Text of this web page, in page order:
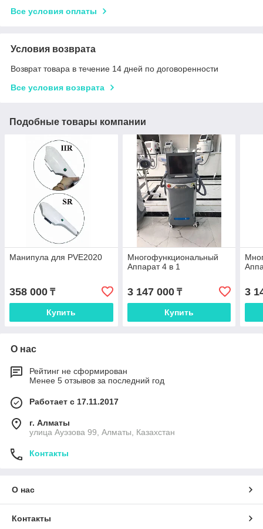
Все условия оплаты
Условия возврата
Возврат товара в течение 14 дней по договоренности
Все условия возврата
Подобные товары компании
Манипула для PVE2020
358 000 ₸
Купить
Многофункциональный
Аппарат 4 в 1
3 147 000₸
Купить
3
О нас
Рейтинг не сформирован
Менее 5 отзывов за последний год
Работает с 17.11.2017
г. Алматы
улица Ауэзова 99, Алматы, Казахстан
Контакты
О нас
Контакты